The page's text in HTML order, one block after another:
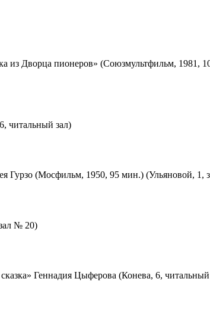
Дворца пионеров» (Союзмультфильм, 1981,
читальный зал)
Гурзо (Мосфильм, 1950, 95 мин.) (Ульяновой, 1,
№ 20)
Геннадия Цыферова (Конева, 6, читальный